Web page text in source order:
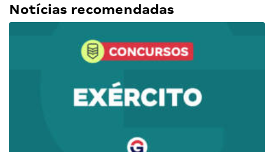
Notícias recomendadas